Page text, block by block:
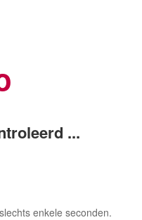
...
enkele seconden.